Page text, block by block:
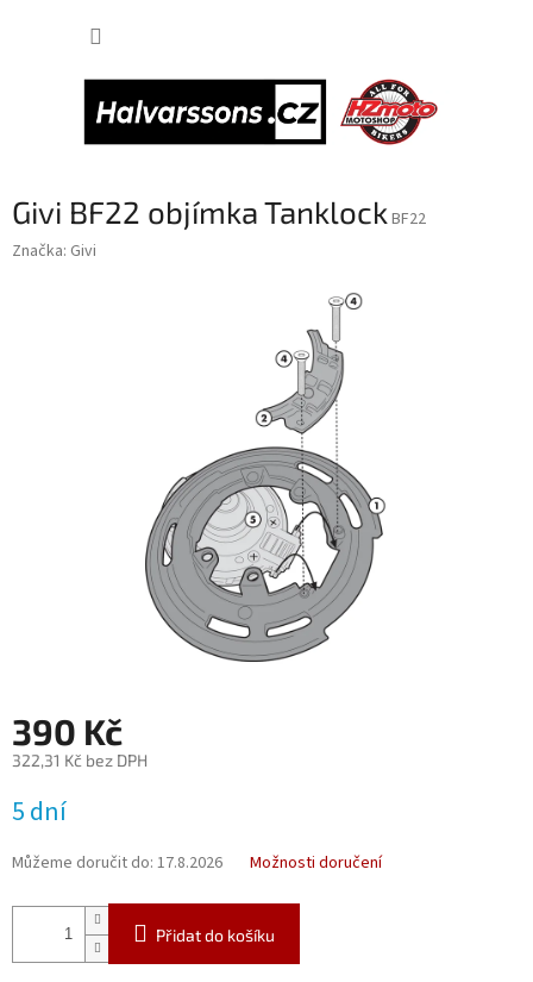
Givi BF22 objímka Tanklock BF22
Značka: Givi
390 Kč
322,31 Kč bez DPH
cena:
5 dní
Můžeme doručit do: 17.8.2026 Možnosti doručení
Přidat do košíku